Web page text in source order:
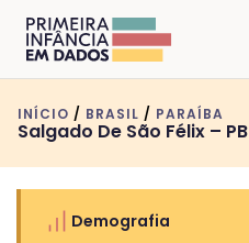
INÍCIO / BRASIL / PARAÍBA
Salgado De São Félix – PB
Demografia